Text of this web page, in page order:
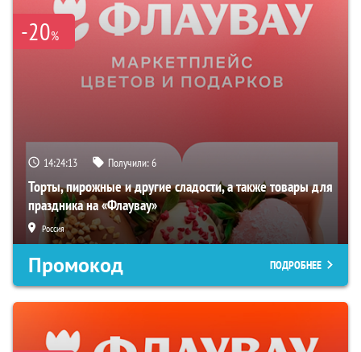
-20%
14:24:13 Получили:6
Торты, пирожные и другие сладости, а также товары для
праздника на «Флаувау»
Россия
Промокод ПОДРОБНЕЕ